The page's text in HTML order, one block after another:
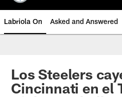
Labriola On Asked and Answered
Los Steelers
Cincinnati en el